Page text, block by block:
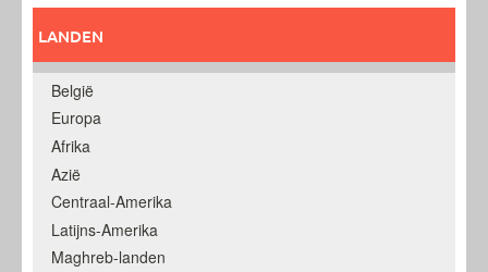
LANDEN
België
Europa
Afrika
Azië
Centraal-Amerika
Latijns-Amerika
Maghreb-landen